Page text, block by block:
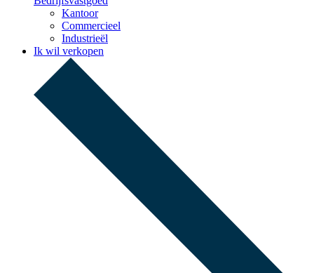
Kantoor
Commercieel
Industrieël
Ik wil verkopen